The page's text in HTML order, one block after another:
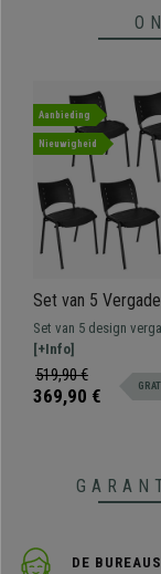
Aanbieding
Nieuwigheid
Set van 5
ELVA, Stapelbaar
Praktisch, Hoge
Kleur Zwart en
Poten
Set van 5 design
ELVA. Het perfecte
op zoek is naar
comfort en
[+Info]
519,90 €
369,90 €
DE